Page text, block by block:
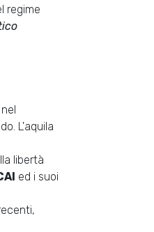
regime
L'aquila
libertà
ed i suoi